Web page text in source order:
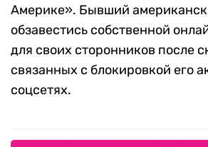
Америке». Бывший
обзавестись собственной
для своих сторонников после
связанных с блокировкой его
соцсетях.